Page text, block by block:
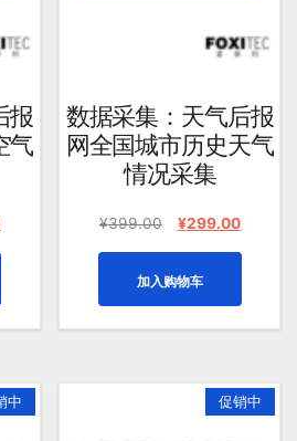
报
气
当
为：
¥299.00。
数据采集：天气后报
网全国城市历史天气
情况采集
¥399.00
原
¥399.00。
¥299.00当
为：
加入购物车
中 促销中